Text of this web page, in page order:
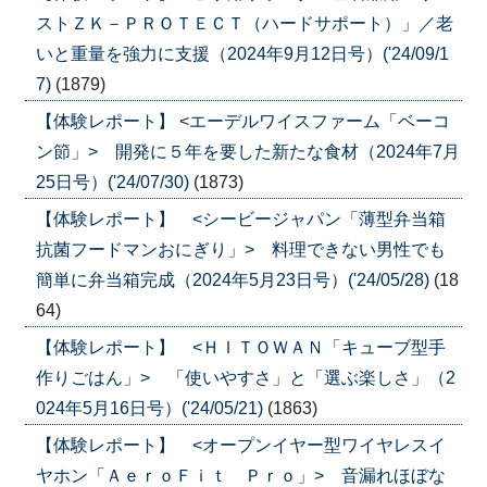
ストＺＫ－ＰＲＯＴＥＣＴ（ハードサポート）」／老
いと重量を強力に支援（2024年9月12日号）('24/09/1
7) (1879)
【体験レポート】 <エーデルワイスファーム「ベーコ
ン節」> 開発に５年を要した新たな食材（2024年7月
25日号）('24/07/30) (1873)
【体験レポート】 <シービージャパン「薄型弁当箱
抗菌フードマンおにぎり」> 料理できない男性でも
簡単に弁当箱完成（2024年5月23日号）('24/05/28) (18
64)
【体験レポート】 <ＨＩＴＯＷＡＮ「キューブ型手
作りごはん」> 「使いやすさ」と「選ぶ楽しさ」（2
024年5月16日号）('24/05/21) (1863)
【体験レポート】 <オープンイヤー型ワイヤレスイ
ヤホン「ＡｅｒｏＦｉｔ Ｐｒｏ」> 音漏れほぼな